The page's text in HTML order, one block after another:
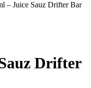
– Juice Sauz Drifter Bar
Drifter